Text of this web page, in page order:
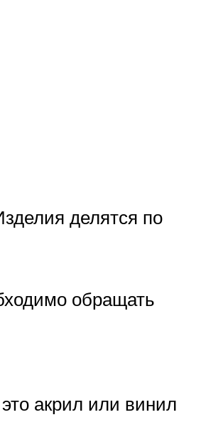
делятся по
обращать
акрил или винил